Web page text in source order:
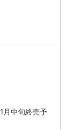
月中旬終売予